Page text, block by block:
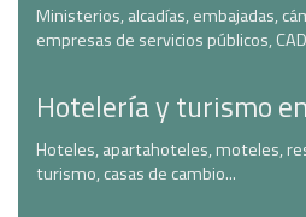
Ministerios, alcadías, embajadas,
empresas de servicios públicos,
Hotelería y turismo
Hoteles, apartahoteles, moteles,
turismo, casas de cambio...